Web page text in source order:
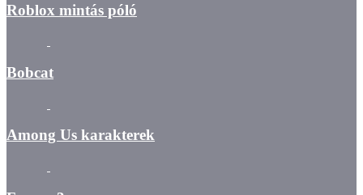
Roblox mintás póló
Bobcat
Among Us karakterek